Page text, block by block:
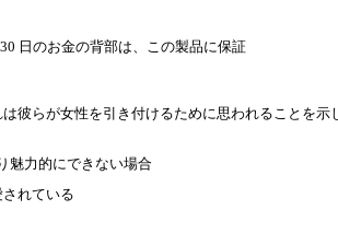
日のお金の背部は、この製品に保証
彼らが女性を引き付けるために思われることを示
魅力的にできない場合
れている